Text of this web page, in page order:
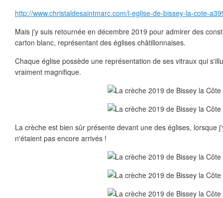
http://www.christaldesaintmarc.com/l-eglise-de-bissey-la-cote-
Mais j'y suis retournée en décembre 2019 pour admirer des
carton blanc, représentant des églises châtillonnaises.
Chaque église possède une représentation de ses vitraux qui
vraiment magnifique.
La crèche est bien sûr présente devant une des églises, lorsque
n'étaient pas encore arrivés !